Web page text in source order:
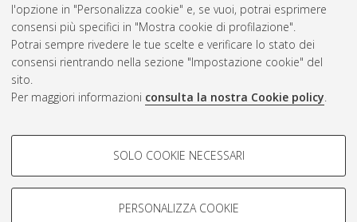
l'opzione in "Personalizza cookie" e, se vuoi, potrai esprimere
consensi più specifici in "Mostra cookie di profilazione".
Potrai sempre rivedere le tue scelte e verificare lo stato dei
consensi rientrando nella sezione "Impostazione cookie" del
sito.
Per maggiori informazioni consulta la nostra Cookie policy.
COOKIE DI PROFILAZIONE -
Si tratta di cookie utilizzati per analizzare le caratteristiche della
navigazione degli utenti, creare profili in base al loro comportamento
SOLO COOKIE NECESSARI
PERSONALIZZA COOKIE
Rss 1.0
Rss 2.0
AMS Laurea
Impostazioni Cookie
Informativa sulla privacy
Condizioni d’uso del sito